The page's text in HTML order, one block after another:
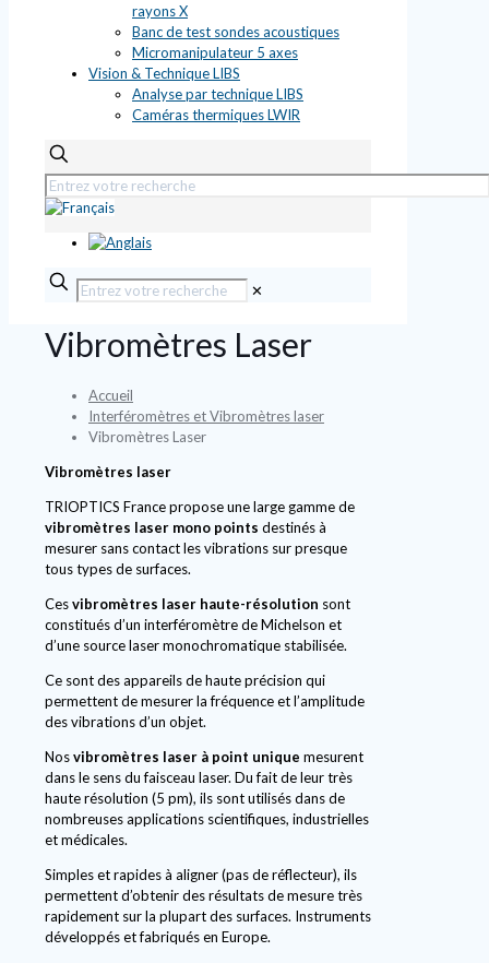
rayons X
Banc de test sondes acoustiques
Micromanipulateur 5 axes
Vision & Technique LIBS
Analyse par technique LIBS
Caméras thermiques LWIR
✕
Vibromètres Laser
Accueil
Interféromètres et Vibromètres laser
Vibromètres Laser
Vibromètres laser
TRIOPTICS France propose une large gamme de
vibromètres laser mono points destinés à
mesurer sans contact les vibrations sur presque
tous types de surfaces.
Cesvibromètres laser haute-résolution sont
constitués d’un interféromètre de Michelson et
d’une source laser monochromatique stabilisée.
Ce sont des appareils de haute précision qui
permettent de mesurer la fréquence et l’amplitude
des vibrations d’un objet.
Nosvibromètres laser à point unique mesurent
dans le sens du faisceau laser. Du fait de leur très
haute résolution (5 pm), ils sont utilisés dans de
nombreuses applications scientifiques, industrielles
et médicales.
Simples et rapides à aligner (pas de réflecteur), ils
permettent d’obtenir des résultats de mesure très
rapidement sur la plupart des surfaces. Instruments
développés et fabriqués en Europe.